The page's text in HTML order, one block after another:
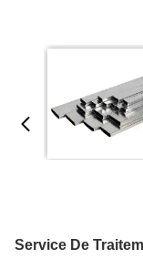
Service De